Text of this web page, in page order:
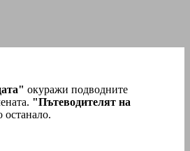
окуражи подводните
"Пътеводителят на
останало.